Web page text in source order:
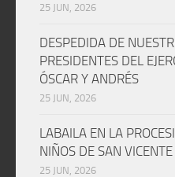
25 JUN, 2026
DESPEDIDA DE
PRESIDENTES DEL
ÓSCAR Y ANDRÉS
25 JUN, 2026
LABAILA EN LA
NIÑOS DE SAN VICENTE
25 JUN, 2026